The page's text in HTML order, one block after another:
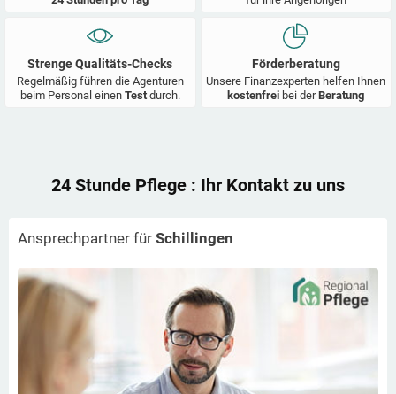
Strenge Qualitäts-Checks
Regelmäßig führen die Agenturen
beim Personal einen Test durch.
Förderberatung
Unsere Finanzexperten helfen Ihnen
kostenfrei bei derBeratung
24 Stunde Pflege : Ihr Kontakt zu uns
Ansprechpartner für Schillingen